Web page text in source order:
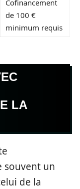
Cofinancement
de 100 €
minimum requis
LA
souvent un
de la